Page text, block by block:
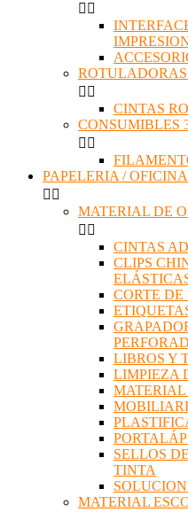
 
 
CINTAS
CONSUMIBLES
 
PAPELERIA / OFICINA
 
MATERIAL DE
 
CINTAS
CLIPS
CORTE DE
LIBROS Y
LIMPIEZA
MATERIAL
SELLOS
TINTA
MATERIAL